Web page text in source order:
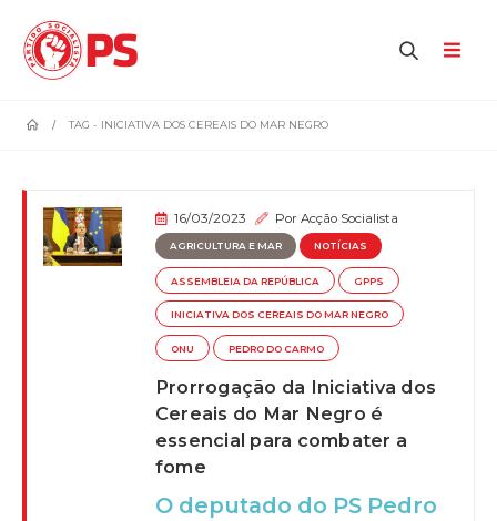
TAG - INICIATIVA DOS CEREAIS DO MAR NEGRO
16/03/2023 PorAcção Socialista
AGRICULTURA E MAR NOTÍCIAS
ASSEMBLEIA DA REPÚBLICA GPPS
INICIATIVA DOS CEREAIS DO MAR NEGRO
ONU PEDRO DO CARMO
Prorrogação da Iniciativa dos
Cereais do Mar Negro é
essencial para combater a
fome
O deputado do PS Pedro